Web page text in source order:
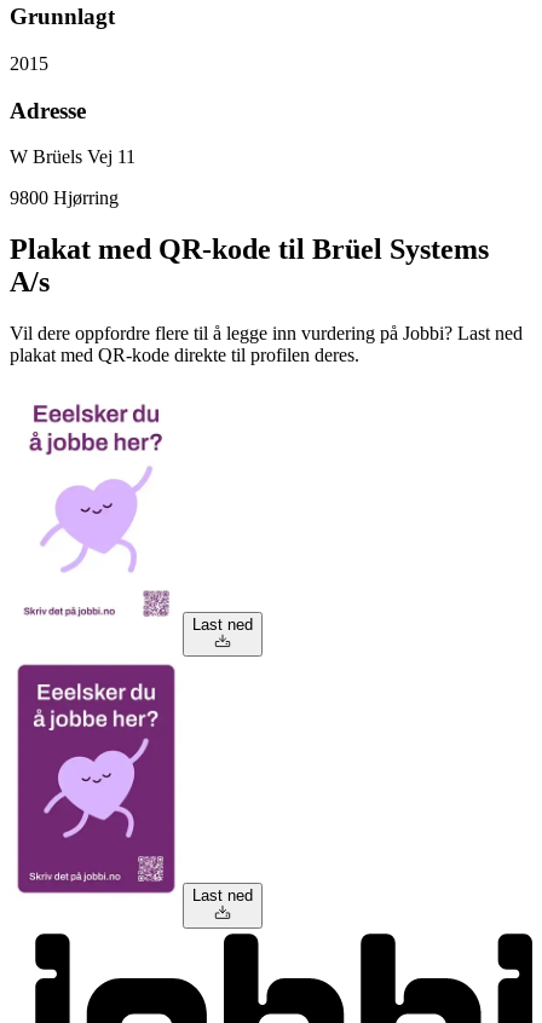
Grunnlagt
2015
Adresse
W Brüels Vej 11
9800 Hjørring
Plakat med QR-kode til Brüel Systems
A/s
Vil dere oppfordre flere til å legge inn vurdering på Jobbi? Last ned
plakat med QR-kode direkte til profilen deres.
Last ned
Last ned